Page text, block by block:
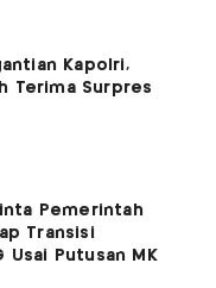
Kapolri,
Terima Surpres
Pemerintah
Transisi
Usai Putusan MK